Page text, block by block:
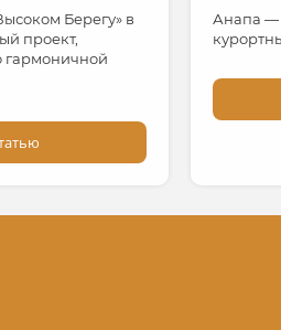
Берегу» в
проект,
Анапа —